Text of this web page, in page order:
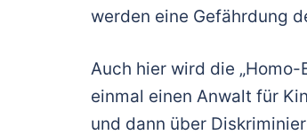
werden eine Gefährdung
Auch hier wird die
einmal einen Anwalt für
und dann über